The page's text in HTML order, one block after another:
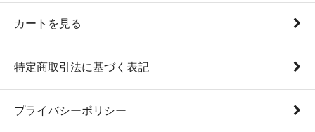
カートを見る
特定商取引法に基づく表記
プライバシーポリシー